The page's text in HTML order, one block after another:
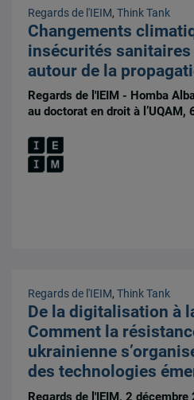
Regards de l'IEIM,Think Tank
Changements
insécurités sanitaires
autour de la
Regards de l'IEIM - Homba
au doctorat en droit à l’UQAM,
Regards de l'IEIM,Think Tank
De la digitalisation à
Comment la
ukrainienne
des technologies
Regards de l'IEIM, 2